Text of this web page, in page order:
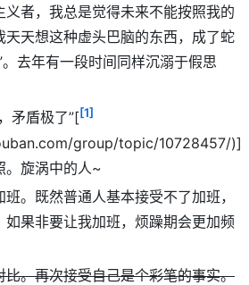
义者，我总是觉得未来不能按照我的
天天想这种虚头巴脑的东西，成了蛇
。去年有一段时间同样沉溺于假思
矛盾极了”[[1]
group/topic/10728457/)]
。旋涡中的人~
。既然普通人基本接受不了加班，
如果非要让我加班，烦躁期会更加频
比。再次接受自己是个彩笔的事实。